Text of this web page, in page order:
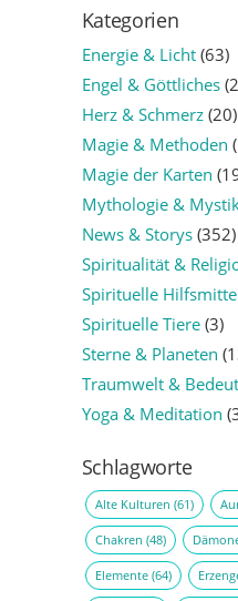
Kategorien
Energie & Licht(63)
Engel & Göttliches
Herz & Schmerz(20)
Magie & Methoden
Magie der Karten
Mythologie &
News & Storys(352)
Spiritualität &
Spirituelle
Spirituelle Tiere(3)
Sterne & Planeten
Traumwelt &
Yoga & Meditation
Schlagworte
Alte Kulturen (61)
Chakren (48)
Elemente(64)